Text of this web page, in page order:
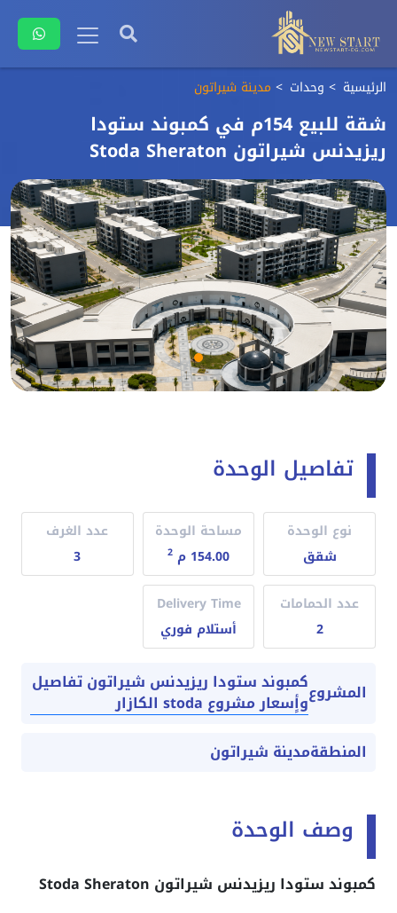
الرئيسية وحدات مدينة شيراتون
شقة للبيع 154م في كمبوند ستودا
ريزيدنس شيراتون Stoda Sheraton
تفاصيل الوحدة
نوع الوحدة
شقق
مساحة الوحدة
154.00 م
2
عدد الغرف
3
عدد الحمامات
2
Delivery Time
أستلام فوري
المشروعكمبوند ستودا ريزيدنس شيراتون تفاصيل
وأٍسعار مشروع stoda الكازار
المنطقةمدينة شيراتون
وصف الوحدة
كمبوند ستودا ريزيدنس شيراتون Stoda Sheraton